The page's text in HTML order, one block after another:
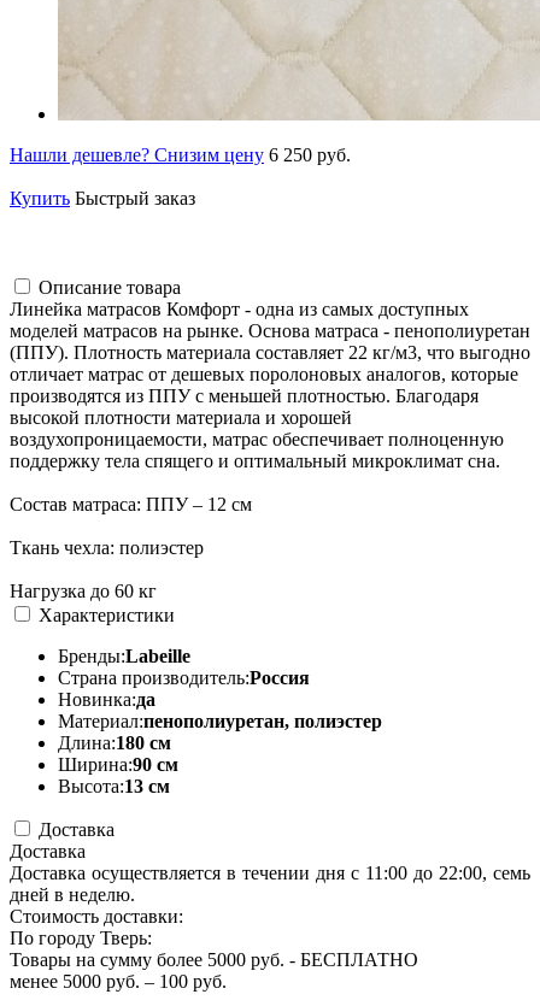
Нашли дешевле? Снизим цену 6 250 руб.
Купить Быстрый заказ
Описание товара
Линейка матрасов Комфорт - одна из самых доступных
моделей матрасов на рынке. Основа матраса - пенополиуретан
(ППУ). Плотность материала составляет 22 кг/м3, что выгодно
отличает матрас от дешевых поролоновых аналогов, которые
производятся из ППУ с меньшей плотностью. Благодаря
высокой плотности материала и хорошей
воздухопроницаемости, матрас обеспечивает полноценную
поддержку тела спящего и оптимальный микроклимат сна.
Состав матраса: ППУ – 12 см
Ткань чехла: полиэстер
Нагрузка до 60 кг
Характеристики
Бренды:Labeille
Страна производитель:Россия
Новинка:да
Материал:пенополиуретан, полиэстер
Длина:180 см
Ширина:90 см
Высота:13 см
Доставка
Доставка
Доставка осуществляется в течении дня с 11:00 до 22:00, семь
дней в неделю.
Стоимость доставки:
По городу Тверь:
Товары на сумму более 5000 руб. - БЕСПЛАТНО
менее 5000 руб. – 100 руб.